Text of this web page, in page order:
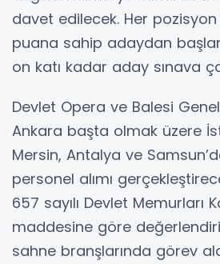
davet edilecek. Her
puana sahip adaydan
on katı kadar aday sınava
Devlet Opera ve Balesi
Ankara başta olmak üzere
Mersin, Antalya ve
personel alımı
657 sayılı Devlet Memurları
maddesine göre
sahne branşlarında görev